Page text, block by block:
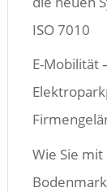
ISO 7010
E-Mobilität
Wie Sie mit